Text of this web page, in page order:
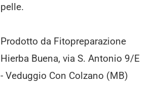
pelle.
Prodotto da Fitopreparazione
Hierba Buena, via S. Antonio 9/E
- Veduggio Con Colzano (MB)